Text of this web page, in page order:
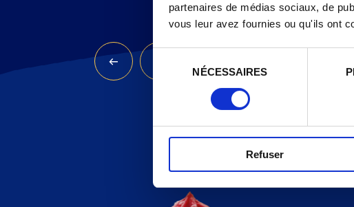
partenaires de médias sociaux, de
vous leur avez fournies ou qu'ils ont
consentement
NÉCESSAIRES
Refuser